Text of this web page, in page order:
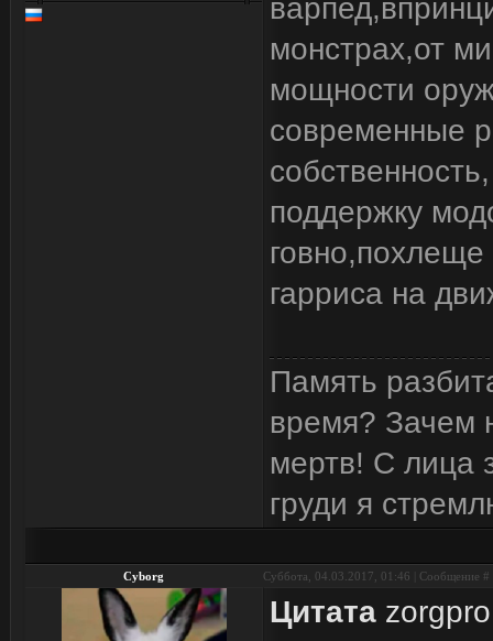
монстрах,от
мощности
современные
поддержку
гарриса на
Память
время? Зачем
мертв! С лица
груди я
Cyborg Суббота, 04.03.2017, 01:46 | Сообщение #
Цитата zorgpro